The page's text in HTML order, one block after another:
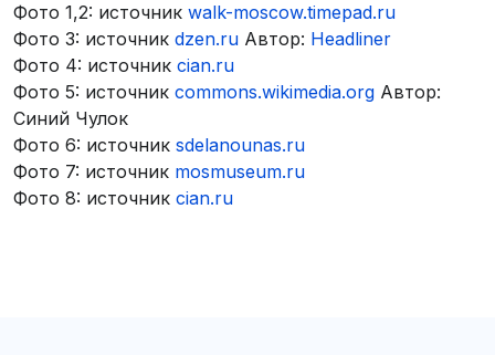
Фото 1,2: источник walk-moscow.timepad.ru
Фото 3: источник dzen.ru Автор: Headliner
Фото 4: источник cian.ru
Фото 5: источник commons.wikimedia.org Автор:
Синий Чулок
Фото 6: источник sdelanounas.ru
Фото 7: источник mosmuseum.ru
Фото 8: источник cian.ru